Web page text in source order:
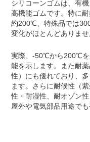
シリコーンゴムは、有
高機能ゴムです。特に
約200℃、特殊品では
変化がほとんどありませ
実際、-50℃から200℃を
能を示します。また耐
性）にも優れており、
ます。さらに耐候性（
性・耐湿性、耐オゾン
屋外や電気部品用途で